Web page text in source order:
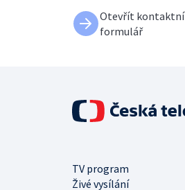
Otevřít kontaktní
formulář
TV program
Živé vysílání